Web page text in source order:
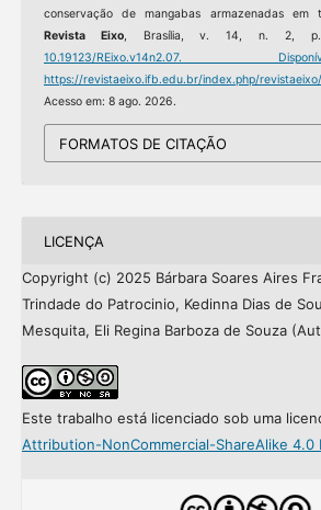
conservação de mangabas armazenadas em
Revista Eixo, Brasília, v. 14, n. 2,
10.19123/REixo.v14n2.07.
https://revistaeixo.ifb.edu.br/index.php/
Acesso em: 8 ago. 2026.
FORMATOS DE CITAÇÃO
LICENÇA
Copyright (c) 2025 Bárbara Soares Aires
Trindade do Patrocinio, Kedinna Dias de
Mesquita, Eli Regina Barboza de Souza
Este trabalho está licenciado sob uma
Attribution-NonCommercial-ShareAlike 4.0